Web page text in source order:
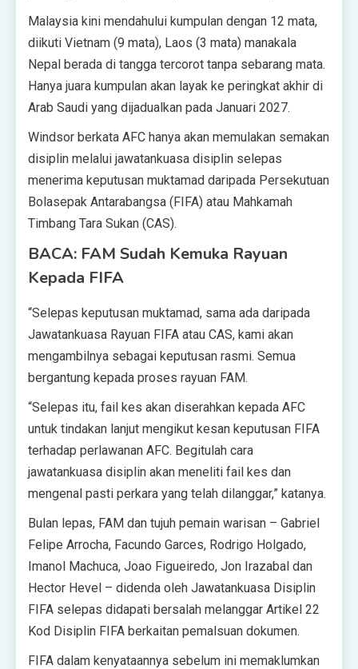
Malaysia kini mendahului kumpulan dengan 12 mata,
diikuti Vietnam (9 mata), Laos (3 mata) manakala
Nepal berada di tangga tercorot tanpa sebarang mata.
Hanya juara kumpulan akan layak ke peringkat akhir di
Arab Saudi yang dijadualkan pada Januari 2027.
Windsor berkata AFC hanya akan memulakan semakan
disiplin melalui jawatankuasa disiplin selepas
menerima keputusan muktamad daripada Persekutuan
Bolasepak Antarabangsa (FIFA) atau Mahkamah
Timbang Tara Sukan (CAS).
BACA: FAM Sudah Kemuka Rayuan
Kepada FIFA
“Selepas keputusan muktamad, sama ada daripada
Jawatankuasa Rayuan FIFA atau CAS, kami akan
mengambilnya sebagai keputusan rasmi. Semua
bergantung kepada proses rayuan FAM.
“Selepas itu, fail kes akan diserahkan kepada AFC
untuk tindakan lanjut mengikut kesan keputusan FIFA
terhadap perlawanan AFC. Begitulah cara
jawatankuasa disiplin akan meneliti fail kes dan
mengenal pasti perkara yang telah dilanggar,” katanya.
Bulan lepas, FAM dan tujuh pemain warisan – Gabriel
Felipe Arrocha, Facundo Garces, Rodrigo Holgado,
Imanol Machuca, Joao Figueiredo, Jon Irazabal dan
Hector Hevel – didenda oleh Jawatankuasa Disiplin
FIFA selepas didapati bersalah melanggar Artikel 22
Kod Disiplin FIFA berkaitan pemalsuan dokumen.
FIFA dalam kenyataannya sebelum ini memaklumkan